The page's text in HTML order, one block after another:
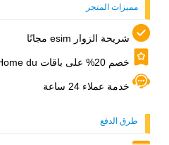
مميزات المتجر
شريحة الزوار esim مجانًا
خصم 20% على باقات Home du اللاسلكية
خدمة عملاء 24 ساعة
طرق الدفع